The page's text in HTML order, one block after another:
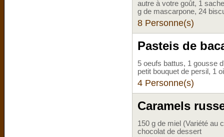
autre à votre goût, 1
g de mascarpone, 24
8 Personne(s)
Pasteis de
5 oeufs battus, 1 gousse
petit bouquet de persil, 1
4 Personne(s)
Caramels
150 g de miel (Variété au
chocolat de dessert